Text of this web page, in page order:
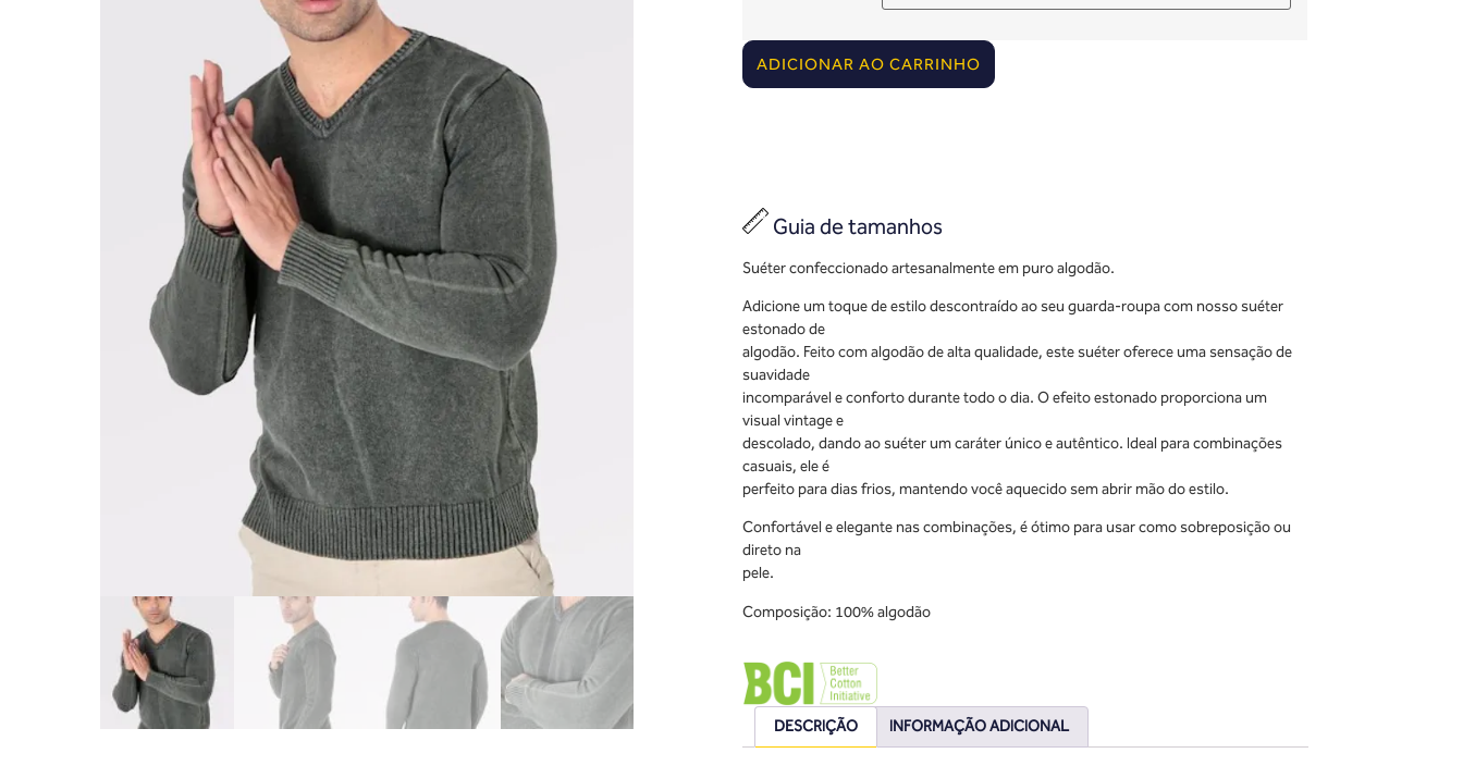
ADICIONAR AO CARRINHO
Guia de tamanhos
Suéter confeccionado artesanalmente em puro algodão.
Adicione um toque de estilo descontraído ao seu guarda-roupa com nosso suéter
estonado de
algodão. Feito com algodão de alta qualidade, este suéter oferece uma sensação de
suavidade
incomparável e conforto durante todo o dia. O efeito estonado proporciona um
visual vintage e
descolado, dando ao suéter um caráter único e autêntico. Ideal para combinações
casuais, ele é
perfeito para dias frios, mantendo você aquecido sem abrir mão do estilo.
Confortável e elegante nas combinações, é ótimo para usar como sobreposição ou
direto na
pele.
Composição: 100% algodão
DESCRIÇÃO INFORMAÇÃO ADICIONAL